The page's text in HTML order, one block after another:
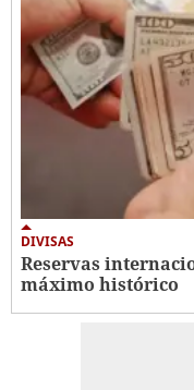
DIVISAS
Reservas
máximo histórico